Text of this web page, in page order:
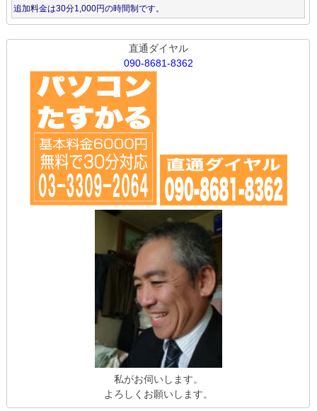
追加料金は30分1,000円の時間制です。
直通ダイヤル
090-8681-8362
私がお伺いします。
よろしくお願いします。